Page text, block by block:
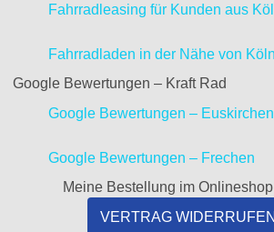
Fahrradleasing für Kunden aus
Fahrradladen in der Nähe von Köln
Google Bewertungen – Kraft Rad
Google Bewertungen – Euskirchen
Google Bewertungen – Frechen
Meine Bestellung im
VERTRAG WIDERRUFEN